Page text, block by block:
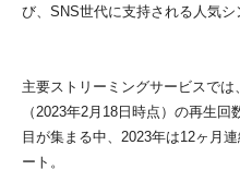
び、SNS世代に支持される人気シ
主要ストリーミングサービスで
（2023年2月18日時点）の再生
目が集まる中、2023年は12ヶ月
ート。